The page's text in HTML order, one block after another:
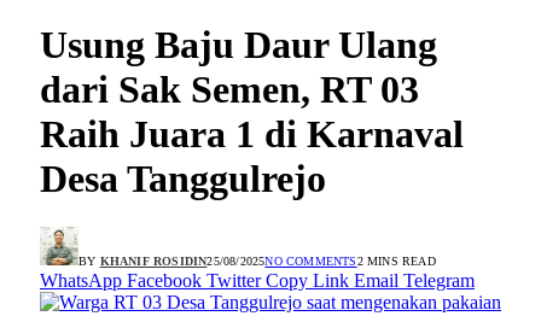
Usung Baju Daur Ulang
dari Sak Semen, RT 03
Raih Juara 1 di Karnaval
Desa Tanggulrejo
BY KHANIF ROSIDIN25/08/2025NO COMMENTS2 MINS READ
WhatsApp Facebook Twitter Copy Link Email Telegram